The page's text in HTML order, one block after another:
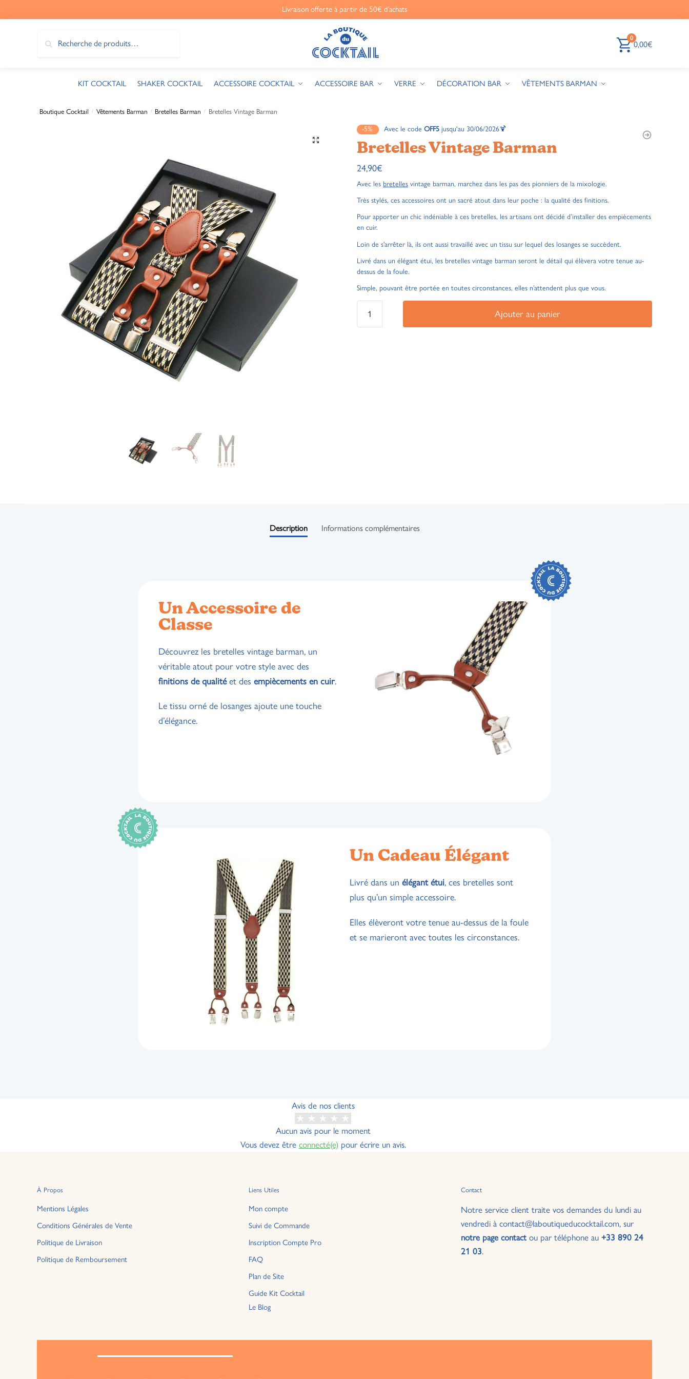
Livraison offerte à partir de 50€ d’achats
0
0,00€
KIT COCKTAIL SHAKER COCKTAIL ACCESSOIRE COCKTAIL ACCESSOIRE BAR VERRE DÉCORATION BAR VÊTEMENTS BARMAN
Boutique Cocktail / Vêtements Barman / Bretelles Barman / Bretelles Vintage Barman
🔍
-5% Avec le code OFF5 jusqu'au 30/06/2026🍹
Bretelles Vintage Barman
24,90€
Avec les bretelles vintage barman, marchez dans les pas des pionniers de la mixologie.
Très stylés, ces accessoires ont un sacré atout dans leur poche : la qualité des finitions.
Pour apporter un chic indéniable à ces bretelles, les artisans ont décidé d’installer des empiècements
en cuir.
Loin de s’arrêter là, ils ont aussi travaillé avec un tissu sur lequel des losanges se succèdent.
Livré dans un élégant étui, les bretelles vintage barman seront le détail qui élèvera votre tenue au-
dessus de la foule.
Simple, pouvant être portée en toutes circonstances, elles n’attendent plus que vous.
Ajouter au panier
Description Informations complémentaires
Un Accessoire de
Classe
Découvrez les bretelles vintage barman, un
véritable atout pour votre style avec des
finitions de qualitéet desempiècements en cuir.
Le tissu orné de losanges ajoute une touche
d’élégance.
Un Cadeau Élégant
Livré dans un élégant étui, ces bretelles sont
plus qu’un simple accessoire.
Elles élèveront votre tenue au-dessus de la foule
et se marieront avec toutes les circonstances.
Avis de nos clients
Aucun avis pour le moment
Vous devez être connecté(e)pour écrire un avis.
À Propos
Mentions Légales
Conditions Générales de Vente
Politique de Livraison
Politique de Remboursement
Liens Utiles
Mon compte
Suivi de Commande
Inscription Compte Pro
FAQ
Plan de Site
Guide Kit Cocktail
Le Blog
Contact
Notre service client traite vos demandes du lundi au
vendredi à contact@laboutiqueducocktail.com, sur
notre page contactou par téléphone au +33 890 24
21 03.